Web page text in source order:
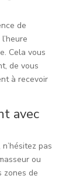
de
Cela vous
de vous
à recevoir
avec
pas
ou
zones de